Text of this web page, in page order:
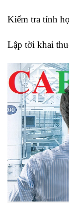
Kiểm tra tính
Lập tời khai